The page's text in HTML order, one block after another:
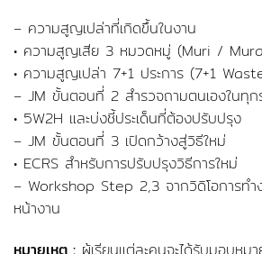
– ความสูญเปล่าที่เกิดขึ้นในงาน
• ความสูญเสีย 3 หมวดหมู่ (Muri /
• ความสูญเปล่า 7+1 ประการ (7+1
– JM ขั้นตอนที่ 2 สำรวจถามตนเองในทุก
• 5W2H และบ่งชี้ประเด็นที่ต้องปรับปรุง
– JM ขั้นตอนที่ 3 เปิดกว้างสู่วิธีใหม่
• ECRS สำหรับการปรับปรุงวิธีการใหม่
– Workshop Step 2,3 จากวิดิโอการทำ
หน้างาน